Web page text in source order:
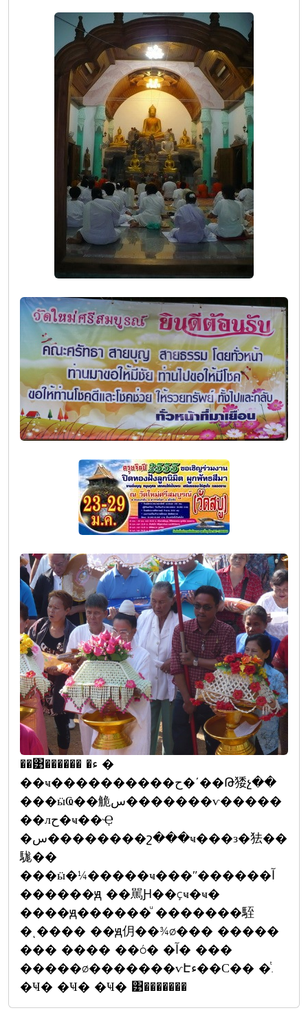
��͹������ �ء �
��ҹ����������ح�ʹ��Թ㹻չ��
���ӹҨ��觤س�������ѵ�����
��лح�ҹ��Ҿ
�س��������շ���ҹ���з�㹤��
駹��
���ӹ�¼�����ҹ���ʺ������آ
������ԭ ��駡Ԩ��çҹ�ҹ�
����ԭ������ͧ �������駤
�ͺ���� ��ԭ仴��¾ø��� �����
��� ���� ��ó� �آ� ���
�����ø�������ѵԷء��С�� �ͭ.
�Ҹ� �Ҹ� �Ҹ� ͹�������